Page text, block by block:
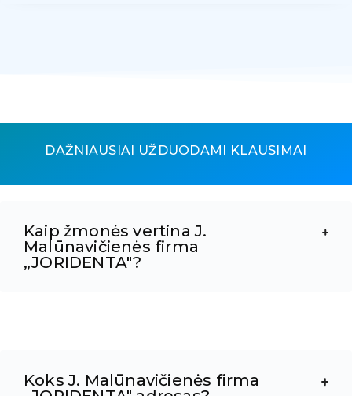
DAŽNIAUSIAI UŽDUODAMI KLAUSIMAI
Kaip žmonės vertina J.
Malūnavičienės firma
„JORIDENTA"?
Koks J. Malūnavičienės firma